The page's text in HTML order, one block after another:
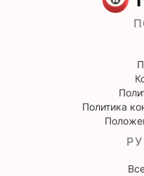
Политика